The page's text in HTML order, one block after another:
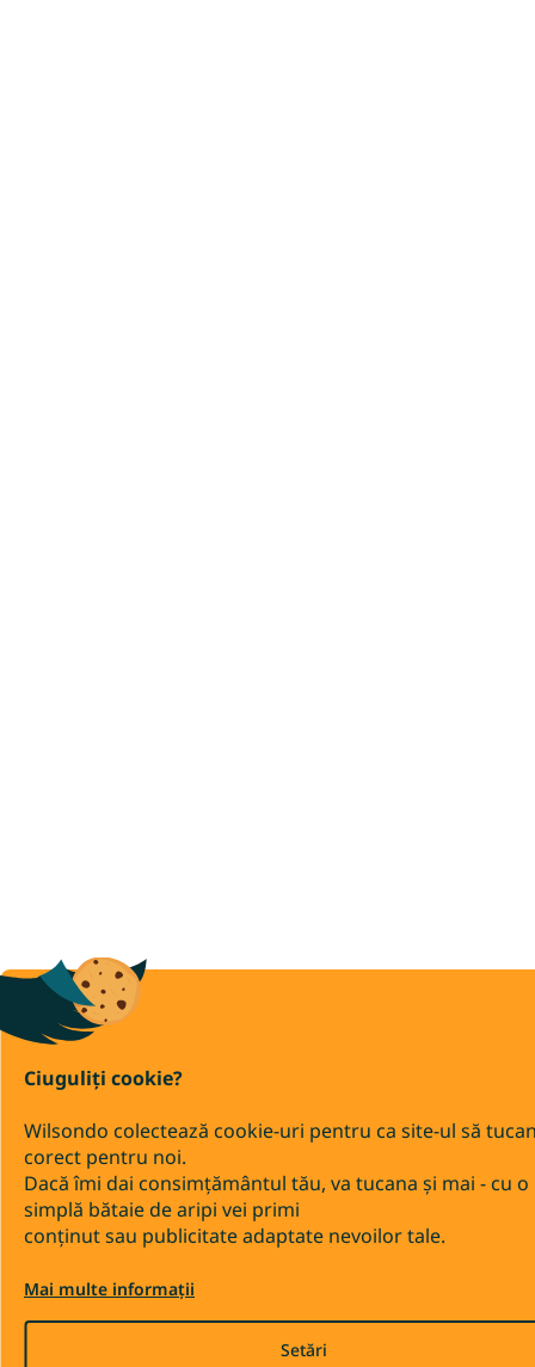
Ciuguliți cookie?
Wilsondo colectează cookie-uri pentru ca site-ul să
corect pentru noi.
Dacă îmi dai consimțământul tău, va tucana și mai - cu o
simplă bătaie de aripi vei primi
conținut sau publicitate adaptate nevoilor tale.
Mai multe informații
Setări